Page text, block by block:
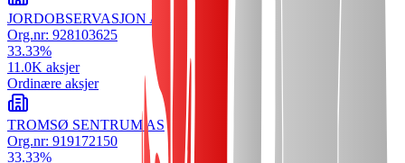
JORDOBSERVASJON AS
Org.nr: 928103625
33.33%
11.0K aksjer
Ordinære aksjer
TROMSØ SENTRUM AS
Org.nr: 919172150
33.33%